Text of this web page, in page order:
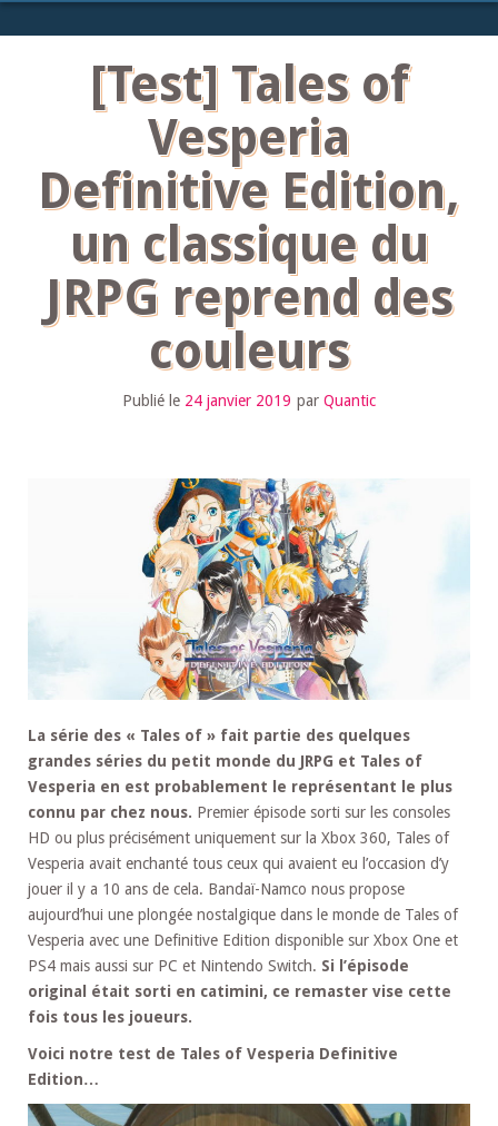
[Test] Tales of
Vesperia
Definitive Edition,
un classique du
JRPG reprend des
couleurs
Publié le 24 janvier 2019 par Quantic
La série des « Tales of » fait partie des quelques
grandes séries du petit monde du JRPG et Tales of
Vesperia en est probablement le représentant le plus
connu par chez nous. Premier épisode sorti sur les consoles
HD ou plus précisément uniquement sur la Xbox 360, Tales of
Vesperia avait enchanté tous ceux qui avaient eu l’occasion d’y
jouer il y a 10 ans de cela. Bandaï-Namco nous propose
aujourd’hui une plongée nostalgique dans le monde de Tales of
Vesperia avec une Definitive Edition disponible sur Xbox One et
PS4 mais aussi sur PC et Nintendo Switch. Si l’épisode
original était sorti en catimini, ce remaster vise cette
fois tous les joueurs.
Voici notre test de Tales of Vesperia Definitive
Edition…